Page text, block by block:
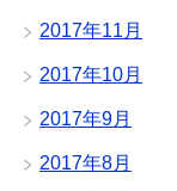
2017年11月
2017年10月
2017年9月
2017年8月